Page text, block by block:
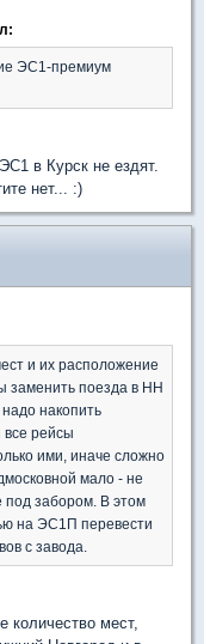
ЭС1-премиум
в Курск не ездят.
нет... :)
и их расположение
заменить поезда в НН
накопить
все рейсы
ими, иначе сложно
мало - не
под забором. В этом
на ЭС1П перевести
с завода.
количество мест,